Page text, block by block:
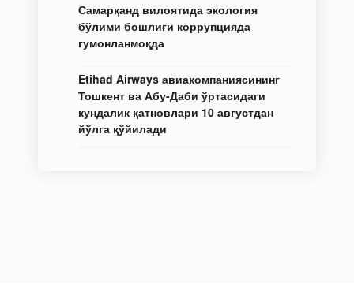
Самарқанд вилоятида экология
бўлими бошлиғи коррупцияда
гумонланмоқда
Etihad Airways авиакомпаниясининг
Тошкент ва Абу-Даби ўртасидаги
кундалик қатновлари 10 августдан
йўлга қўйилади